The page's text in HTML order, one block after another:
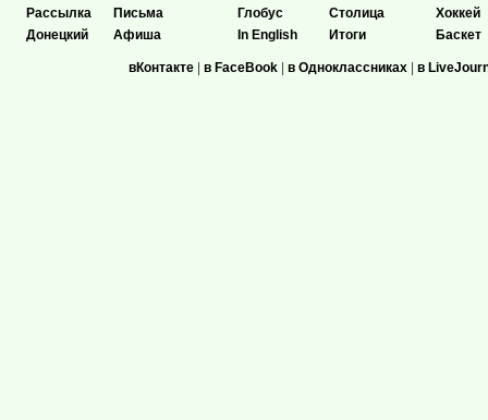
Рассылка
Донецкий
Письма
Афиша
Глобус
In English
Столица
Итоги
Хоккей
Баскет
вКонтакте | в FaceBook | в Одноклассниках | в